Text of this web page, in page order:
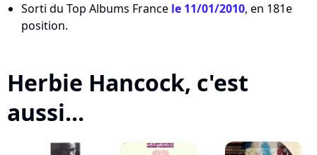
Sorti du Top Albums France le 11/01/2010, en 181e
position.
Herbie Hancock, c'est
aussi...